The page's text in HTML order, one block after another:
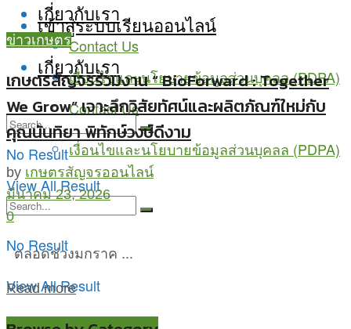
เข้าสู่ระบบเรียนออนไลน์
เกี่ยวกับเรา
Contact Us
เงื่อนไขและนโยบายข้อมูลส่วนบุคลล (PDPA)
No Result
View All Result
เกี่ยวกับเรา
Contact Us
เงื่อนไขและนโยบายข้อมูลส่วนบุคลล (PDPA)
No Result
View All Result
ข่าวเกษตร
เกษตรสัญจรร่วมงาน “ BioForward : Together
We Grow” เจาะลึกวิสัยทัศน์และผลิตภัณฑ์ใหม่กับ
คุณนันทิยา พิทักษ์วงษ์ดีงาม
by เกษตรสัญจรออนไลน์
มีนาคม 23, 2026
0
ตลอดช่วงมกราค ...
Read more